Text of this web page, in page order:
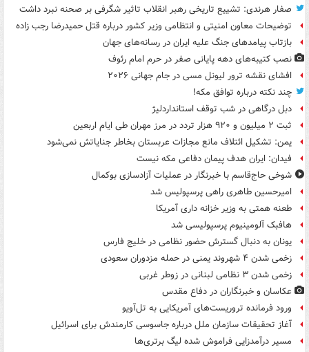
صفار هرندی: تشییع تاریخی رهبر انقلاب تاثیر شگرفی بر صحنه نبرد داشت
توضیحات معاون امنیتی و انتظامی وزیر کشور درباره قتل حمیدرضا رجب زاده
بازتاب پیامدهای جنگ علیه ایران در رسانه‌های جهان
نصب کتیبه‌های دهه پایانی صفر در حرم امام رئوف
افشای نقشه ترور لیونل مسی در جام جهانی ۲۰۲۶
چند نکته درباره توافق مکه!
دبل درگاهی در شب توقف استانداردلیژ
ثبت ۲ میلیون و ۹۲۰ هزار تردد در مرز مهران طی ایام اربعین
یمن: تشکیل ائتلاف مانع مجازات عربستان بخاطر جنایاتش نمی‌شود
فیدان: ایران هدف پیمان دفاعی مکه نیست
شوخی حاج‌قاسم با خبرنگار در عملیات آزادسازی بوکمال
امیرحسین طاهری راهی پرسپولیس شد
طعنه همتی به وزیر خزانه داری آمریکا
هافبک آلومینیوم پرسپولیسی شد
یونان به دنبال گسترش حضور نظامی در خلیج فارس
زخمی شدن ۴ شهروند یمنی در حمله مزدوران سعودی
زخمی شدن ۳ نظامی لبنانی در زوطر غربی
عکاسان و خبرنگاران در دفاع مقدس
ورود فرمانده تروریست‌های آمریکایی به تل‌آویو
آغاز تحقیقات سازمان ملل درباره جاسوسی کارمندش برای اسرائیل
مسیر درآمدزایی فراموش شده لیگ برتری‌ها